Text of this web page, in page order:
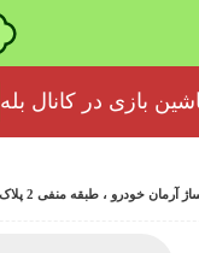
بازی در کانال بله
، طبقه منفی 2 پلاک 46 - 09032439723